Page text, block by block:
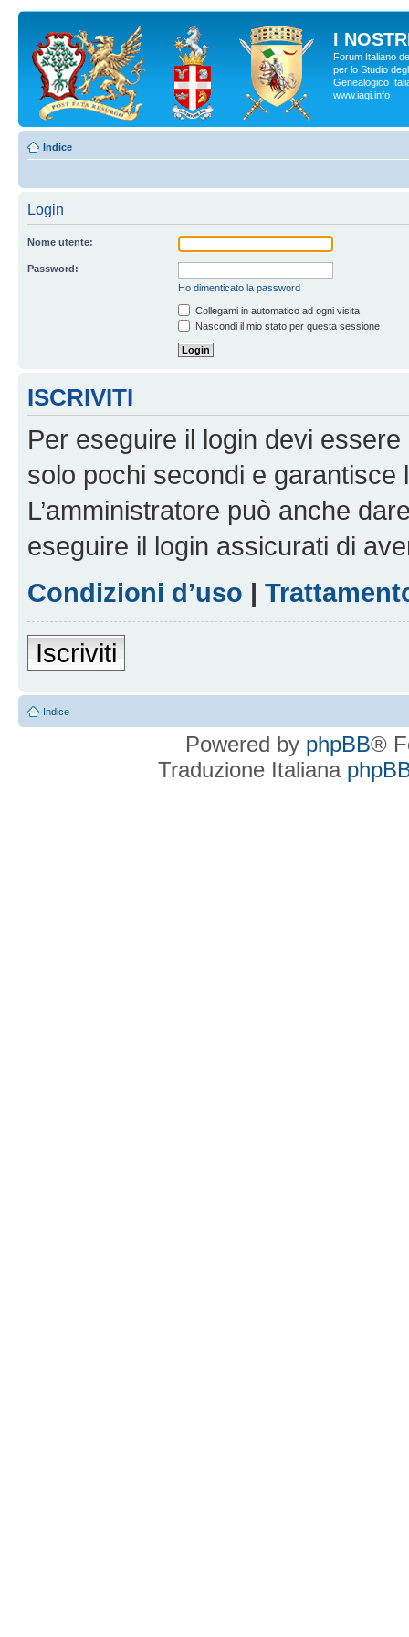
I
Forum Italiano
per lo Studio
Genealogico
www.iagi.info
Indice
Login
Nome utente:
Password:
Ho dimenticato la password
Collegami in automatico ad ogni visita
Nascondi il mio stato per questa sessione
ISCRIVITI
Per eseguire il login devi
solo pochi secondi e garantisce
L’amministratore può anche
eseguire il login assicurati di
Condizioni d’uso |
Iscriviti
Indice
Powered by phpBB®
Traduzione Italiana